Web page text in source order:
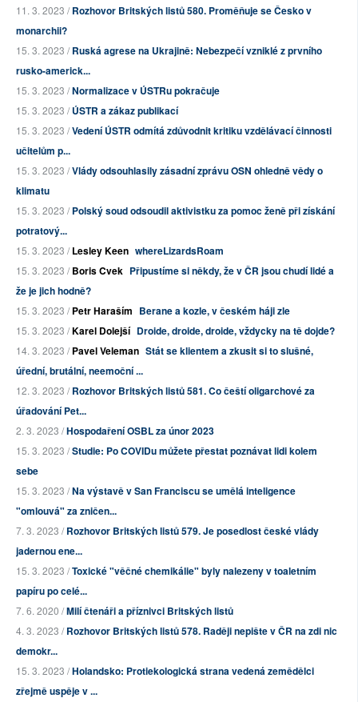
11. 3. 2023 /Rozhovor Britských listů 580. Proměňuje se Česko v
monarchii?
15. 3. 2023 /Ruská agrese na Ukrajině: Nebezpečí vzniklé z prvního
rusko-americk...
15. 3. 2023 /Normalizace v ÚSTRu pokračuje
15. 3. 2023 /ÚSTR a zákaz publikací
15. 3. 2023 /Vedení ÚSTR odmítá zdůvodnit kritiku vzdělávací činnosti
učitelům p...
15. 3. 2023 /Vlády odsouhlasily zásadní zprávu OSN ohledně vědy o
klimatu
15. 3. 2023 /Polský soud odsoudil aktivistku za pomoc ženě při získání
potratový...
15. 3. 2023 /Lesley Keen whereLizardsRoam
15. 3. 2023 /Boris Cvek Připustíme si někdy, že v ČR jsou chudí lidé a
že je jich hodně?
15. 3. 2023 /Petr Haraším Berane a kozle, v českém háji zle
15. 3. 2023 /Karel Dolejší Droide, droide, droide, vždycky na tě dojde?
14. 3. 2023 /Pavel Veleman Stát se klientem a zkusit si to slušné,
úřední, brutální, neemoční ...
12. 3. 2023 /Rozhovor Britských listů 581. Co čeští oligarchové za
úřadování Pet...
2. 3. 2023 /Hospodaření OSBL za únor 2023
15. 3. 2023 /Studie: Po COVIDu můžete přestat poznávat lidi kolem
sebe
15. 3. 2023 /Na výstavě v San Franciscu se umělá inteligence
"omlouvá" za zničen...
7. 3. 2023 /Rozhovor Britských listů 579. Je posedlost české vlády
jadernou ene...
15. 3. 2023 /Toxické "věčné chemikálie" byly nalezeny v toaletním
papíru po celé...
7. 6. 2020 /Milí čtenáři a příznivci Britských listů
4. 3. 2023 /Rozhovor Britských listů 578. Raději nepište v ČR na zdi nic
demokr...
15. 3. 2023 /Holandsko: Protiekologická strana vedená zemědělci
zřejmě uspěje v ...